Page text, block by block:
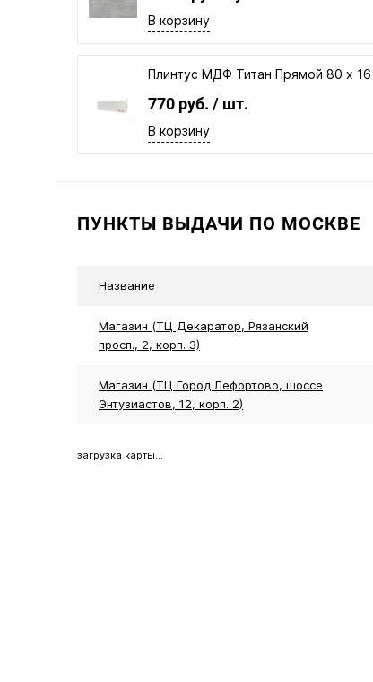
В корзину
Плинтус МДФ Титан Прямой 80 х 16
770 руб. / шт.
В корзину
ПУНКТЫ ВЫДАЧИ ПО МОСКВЕ
Название
Магазин (ТЦ Декаратор, Рязанский
просп., 2, корп. 3)
Магазин (ТЦ Город Лефортово, шоссе
Энтузиастов, 12, корп. 2)
загрузка карты...